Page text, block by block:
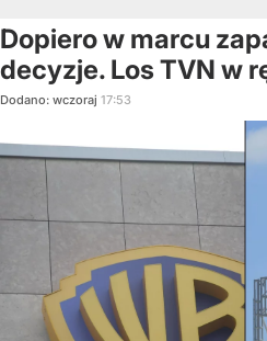
Dopiero w marcu
decyzje. Los TVN w
Dodano: wczoraj 17:53